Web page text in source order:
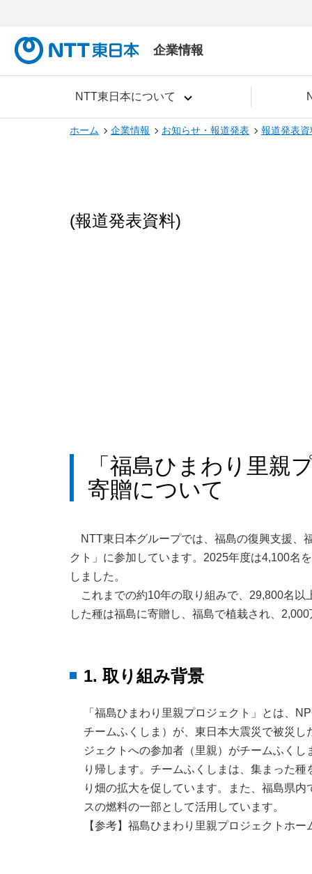
企業情報
NTT東日本について
ホーム 企業情報 お知らせ・報道発表 報道発表資
(報道発表資料)
「福島ひまわり里親
寄贈について
NTT東日本グループでは、福島の復興支援、
クト」に参加しています。2025年度は4,100名
しました。
これまでの約10年の取り組みで、29,800名
した種は福島に寄贈し、福島で植栽され、
1. 取り組み背景
「福島ひまわり里親プロジェクト」とは、
チームふくしま）が、東日本大震災で被災
ジェクトへの参加者（里親）がチームふく
り帰します。チームふくしまは、集まった
り畑の拡大を促しています。また、福島県
スの燃料の一部として活用しています。
【参考】福島ひまわり里親プロジェクトホー